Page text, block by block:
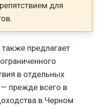
для
предлагает
в отдельных
прежде всего в
в Черном